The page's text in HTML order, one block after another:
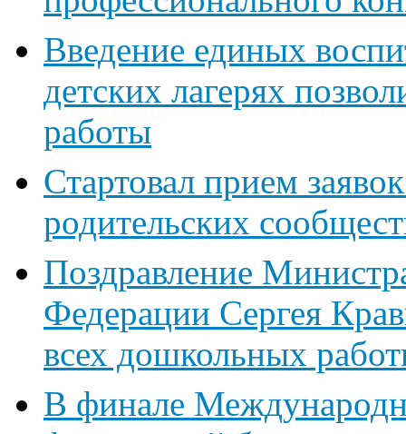
Введение единых
детских лагерях
работы
Стартовал прием
родительских
Поздравление
Федерации Сергея
всех дошкольных
В финале